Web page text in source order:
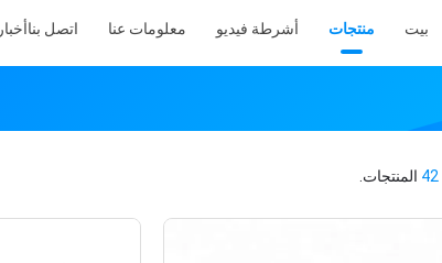
بيت منتجات أشرطة فيديو معلومات عنا اتصل بناأخبار
42 المنتجات.